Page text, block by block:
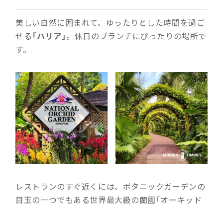
美しい自然に囲まれて、ゆったりとした時間を過ご
せる 「ハリア」。休日のブランチにぴったりの場所で
す。
レストランのすぐ近くには、ボタニックガーデンの
目玉の一つでもある世界最大級の蘭園「オーキッド